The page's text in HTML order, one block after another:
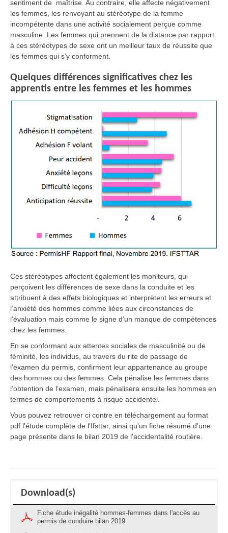
sentiment de maîtrise. Au contraire, elle affecte négativement
les femmes, les renvoyant au stéréotype de la femme
incompétente dans une activité socialement perçue comme
masculine. Les femmes qui prennent de la distance par rapport
à ces stéréotypes de sexe ont un meilleur taux de réussite que
les femmes qui s’y conforment.
Quelques différences significatives chez les
apprentis entre les femmes et les hommes
Ces stéréotypes affectent également les moniteurs, qui
perçoivent les différences de sexe dans la conduite et les
attribuent à des effets biologiques et interprètent les erreurs et
l’anxiété des hommes comme liées aux circonstances de
l’évaluation mais comme le signe d’un manque de compétences
chez les femmes.
En se conformant aux attentes sociales de masculinité ou de
féminité, les individus, au travers du rite de passage de
l’examen du permis, confirment leur appartenance au groupe
des hommes ou des femmes. Cela pénalise les femmes dans
l’obtention de l’examen, mais pénalisera ensuite les hommes en
termes de comportements à risque accidentel.
Vous pouvez retrouver ci contre en téléchargement au format
pdf l'étude complète de l'Ifsttar, ainsi qu'un fiche résumé d'une
page présente dans le bilan 2019 de l'accidentalité routière.
Download(s)
Fiche étude inégalité hommes-femmes dans l'accès au
permis de conduire bilan 2019